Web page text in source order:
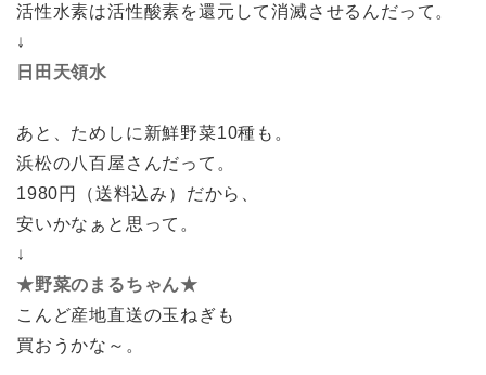
活性水素は活性酸素を還元して消滅させるんだって。
↓
日田天領水
あと、ためしに新鮮野菜10種も。
浜松の八百屋さんだって。
1980円（送料込み）だから、
安いかなぁと思って。
↓
★野菜のまるちゃん★
こんど産地直送の玉ねぎも
買おうかな～。